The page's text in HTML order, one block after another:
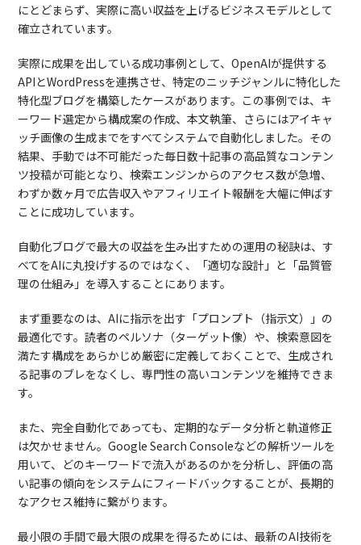
にとどまらず、実際に高い収益を上げるビジネスモデルとして
確立されています。
実際に成果を出している成功事例として、OpenAIが提供する
APIとWordPressを連携させ、特定のニッチジャンルに特化した
特化型ブログを構築したケースがあります。この事例では、キ
ーワード選定から構成案の作成、本文執筆、さらにはアイキャ
ッチ画像の生成までをすべてシステムで自動化しました。その
結果、手動では不可能だった毎日数十記事の高品質なコンテン
ツ投稿が可能となり、検索エンジンからのアクセス数が急増、
わずか数ヶ月で広告収入やアフィリエイト報酬を大幅に伸ばす
ことに成功しています。
自動化ブログで最大の収益を生み出すための運用の秘訣は、す
べてをAIに丸投げするのではなく、「適切な設計」と「品質管
理の仕組み」を導入することにあります。
まず重要なのは、AIに指示を出す「プロンプト（指示文）」の
最適化です。読者のペルソナ（ターゲット像）や、検索意図を
満たす構成をあらかじめ厳密に定義しておくことで、生成され
る記事のブレをなくし、専門性の高いコンテンツを維持できま
す。
また、完全自動化であっても、定期的なデータ分析と軌道修正
は欠かせません。Google Search Consoleなどの解析ツールを
用いて、どのキーワードで流入があるのかを分析し、評価の高
い記事の傾向をシステムにフィードバックすることが、長期的
なアクセス維持に繋がります。
最小限の手間で最大限の成果を得るためには、最新のAI技術を